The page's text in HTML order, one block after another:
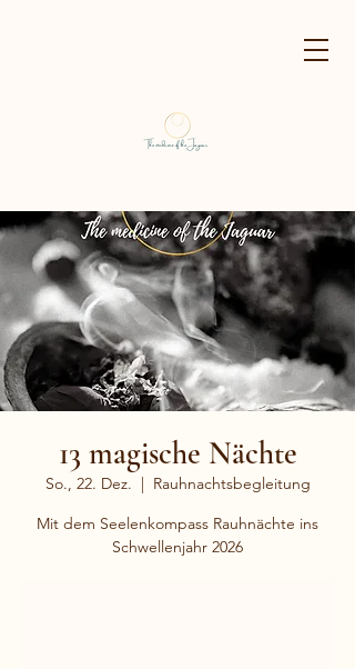
13 magische Nächte
So., 22. Dez.
  |
Rauhnachtsbegleitung
Mit dem Seelenkompass Rauhnächte ins
Schwellenjahr 2026